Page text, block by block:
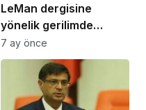
LeMan dergisine
yönelik gerilimde
tutuklanan
akademisyen Aslı
Aydemir tahliye edildi
7 ay önce